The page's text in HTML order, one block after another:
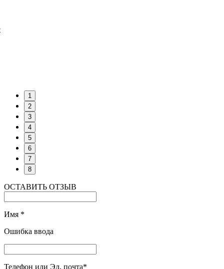
1
2
3
4
5
6
7
8
ОСТАВИТЬ ОТЗЫВ
Имя *
Ошибка ввода
Телефон или Эл. почта*